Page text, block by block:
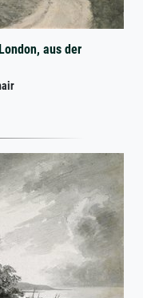
aus der